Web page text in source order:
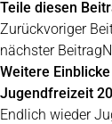
Teile diesen
Zurückvoriger
nächster Beitrag
Weitere
Jugendfreizeit
Endlich wieder